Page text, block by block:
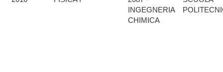
INGEGNERIA
CHIMICA